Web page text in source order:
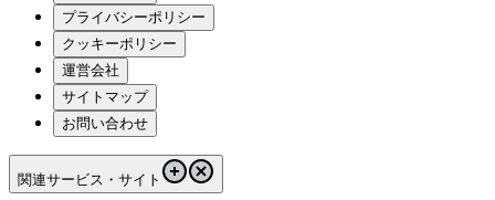
プライバシーポリシー
クッキーポリシー
運営会社
サイトマップ
お問い合わせ
関連サービス・サイト